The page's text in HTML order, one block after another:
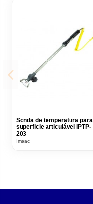
Sonda de temperatura para
superficie articulável IPTP-
203
Impac